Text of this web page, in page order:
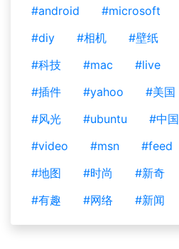
#android
#microsoft
#diy
#相机 #壁纸
#科技
#mac #live
#插件
#yahoo #美国
#风光
#ubuntu #中国
#video
#msn #feed
#地图
#时尚 #新奇
#有趣
#网络 #新闻